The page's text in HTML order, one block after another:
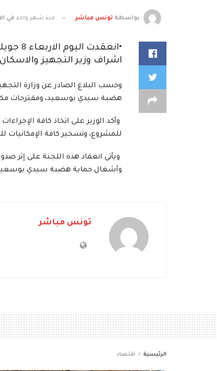
بواسطة تونس مباشر منذ شهر واحد في
اشراف وزير التجهيز
وحسب البلاغ الصادر عن وزارة
هضبة سيدي بوسعيد، ومقترحات
للمشروع، وتسخير كافة
وأشغال حماية هضبة سيدي بوسعيد
تونس مباشر
الرئيسية اقتصاد